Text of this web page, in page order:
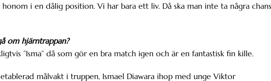
i en dålig position. Vi har bara ett liv. Då ska man inte ta några
om hjärntrappan?
”Isma” då som gör en bra match igen och är en fantastisk fin kille.
målvakt i truppen, Ismael Diawara ihop med unge Viktor